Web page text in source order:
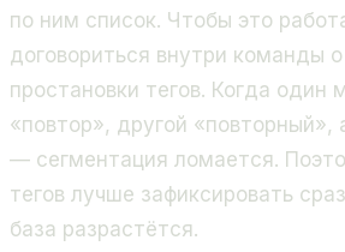
по ним список. Чтобы это
договориться внутри команды
простановки тегов. Когда
«повтор», другой «повторный»,
— сегментация ломается.
тегов лучше зафиксировать
база разрастётся.